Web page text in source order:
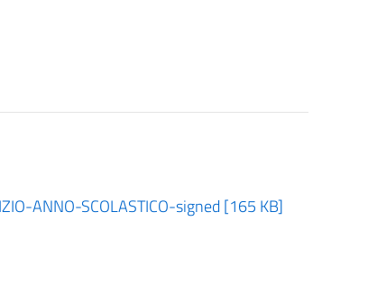
ANNO-SCOLASTICO-signed [165 KB]